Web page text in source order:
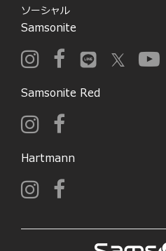
ソーシャル
Samsonite
Samsonite Red
Hartmann